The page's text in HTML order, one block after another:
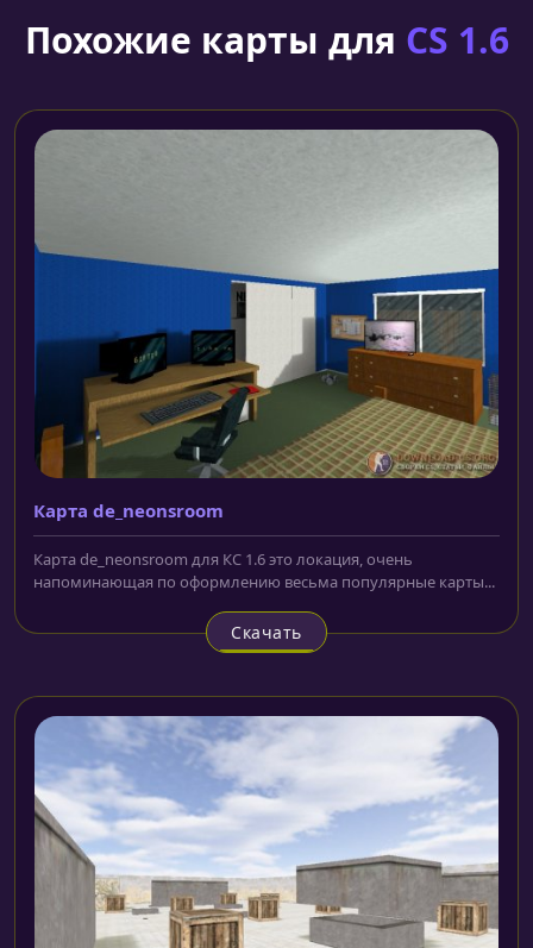
Похожие карты для CS 1.6
Карта de_neonsroom
Карта de_neonsroom для КС 1.6 это локация, очень
напоминающая по оформлению весьма популярные карты...
Скачать